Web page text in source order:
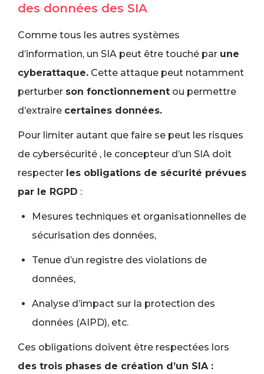
des données des SIA
Comme tous les autres systèmes
d’information, un SIA peut être touché par une
cyberattaque. Cette attaque peut notamment
perturber son fonctionnement ou permettre
d’extraire certaines données.
Pour limiter autant que faire se peut les risques
de cybersécurité , le concepteur d’un SIA doit
respecter les obligations de sécurité prévues
par le RGPD :
Mesures techniques et organisationnelles de
sécurisation des données,
Tenue d’un registre des violations de
données,
Analyse d’impact sur la protection des
données (AIPD), etc.
Ces obligations doivent être respectées lors
des trois phases de création d’un SIA :